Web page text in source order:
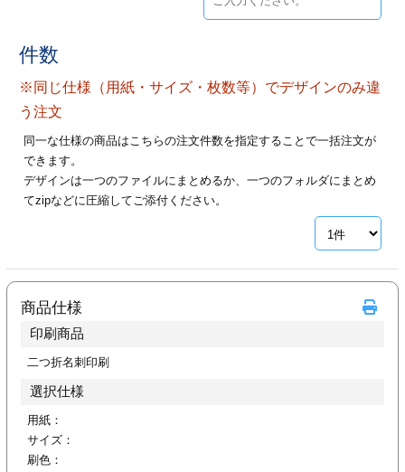
印刷
リーブ印刷
加工
印刷
ァイル印刷
印刷
リーブ
ー印刷
件数
※同じ仕様（用紙・サイズ・枚数等）でデザインのみ違
う注文
同一な仕様の商品はこちらの注文件数を指定することで一括注文が
できます。
デザインは一つのファイルにまとめるか、一つのフォルダにまとめ
てzipなどに圧縮してご添付ください。
商品仕様
印刷商品
二つ折名刺印刷
選択仕様
用紙：
サイズ：
刷色：